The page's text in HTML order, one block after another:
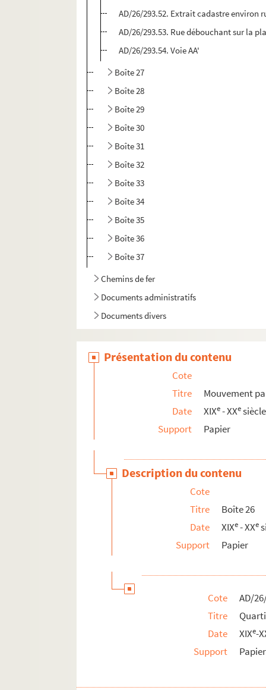
AD/26/293.52. Extrait cadastre environ
AD/26/293.53. Rue débouchant sur la
AD/26/293.54. Voie AA'
Boîte 27
Boîte 28
Boîte 29
Boîte 30
Boîte 31
Boîte 32
Boîte 33
Boîte 34
Boîte 35
Boîte 36
Boîte 37
Chemins de fer
Documents administratifs
Documents divers
Présentation du contenu
Cote
Titre
Mouvement
Date
XIXe- XXe
Support
Papier
Description du contenu
Cote
Titre
Boîte 26
Date
XIXe- XXe
Support
Papier
Cote
AD/
Titre
Date
XIXe-
Support
Papier